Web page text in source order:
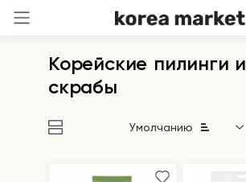
Корейские пилинги и
скрабы
Умолчанию